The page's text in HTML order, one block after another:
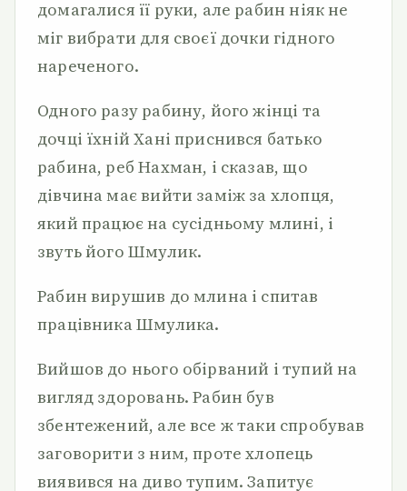
домагалися її руки, але рабин ніяк не
міг вибрати для своєї дочки гідного
нареченого.
Одного разу рабину, його жінці та
дочці їхній Хані приснився батько
рабина, реб Нахман, і сказав, що
дівчина має вийти заміж за хлопця,
який працює на сусідньому млині, і
звуть його Шмулик.
Рабин вирушив до млина і спитав
працівника Шмулика.
Вийшов до нього обірваний і тупий на
вигляд здоровань. Рабин був
збентежений, але все ж таки спробував
заговорити з ним, проте хлопець
виявився на диво тупим. Запитує